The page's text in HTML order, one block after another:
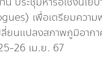
เพื่อเตรียมควา
ลี่ยนแปลงสภาพภูมิอาก
26 เม.ย. 67